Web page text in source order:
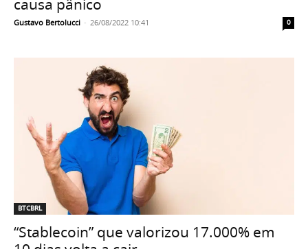
causa pânico
Gustavo Bertolucci - 26/08/2022 10:41 0
BTCBRL
“Stablecoin” que valorizou 17.000% em